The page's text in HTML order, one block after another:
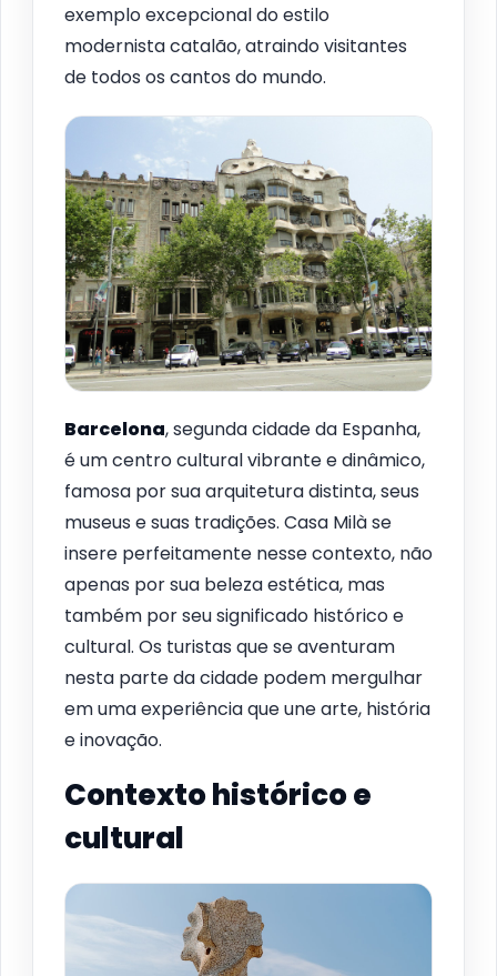
exemplo excepcional do estilo
modernista catalão, atraindo visitantes
de todos os cantos do mundo.
Barcelona, segunda cidade da Espanha,
é um centro cultural vibrante e dinâmico,
famosa por sua arquitetura distinta, seus
museus e suas tradições. Casa Milà se
insere perfeitamente nesse contexto, não
apenas por sua beleza estética, mas
também por seu significado histórico e
cultural. Os turistas que se aventuram
nesta parte da cidade podem mergulhar
em uma experiência que une arte, história
e inovação.
Contexto histórico e
cultural